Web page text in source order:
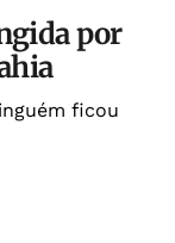
por
ficou